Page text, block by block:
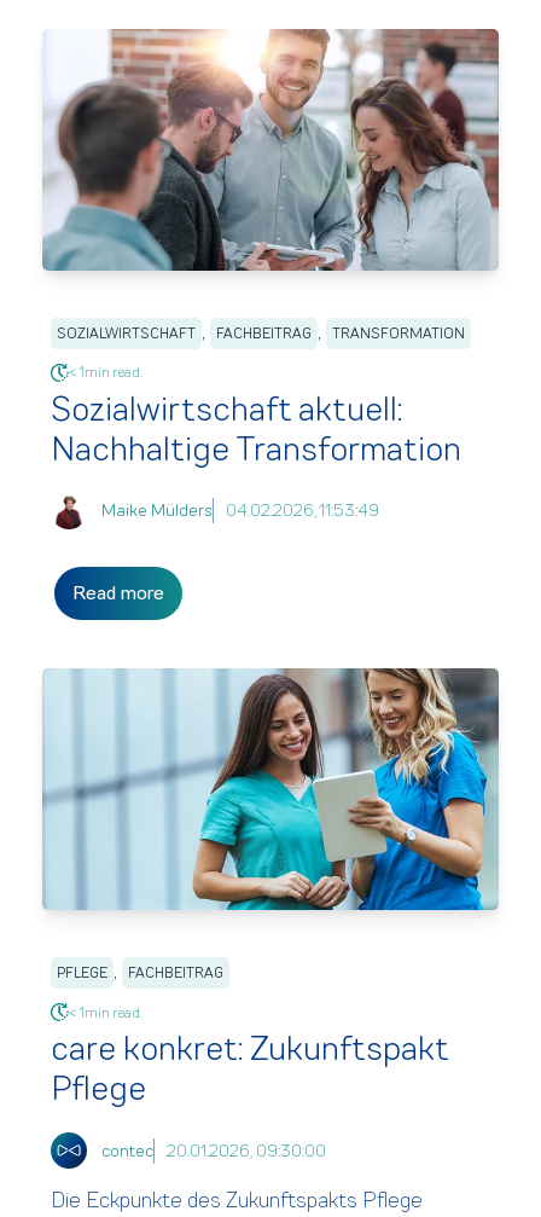
SOZIALWIRTSCHAFT , FACHBEITRAG , TRANSFORMATION
< 1min read.
Sozialwirtschaft aktuell:
Nachhaltige Transformation
Maike Mülders 04.02.2026, 11:53:49
Read more
PFLEGE , FACHBEITRAG
< 1min read.
care konkret: Zukunftspakt
Pflege
contec 20.01.2026, 09:30:00
Die Eckpunkte des Zukunftspakts Pflege